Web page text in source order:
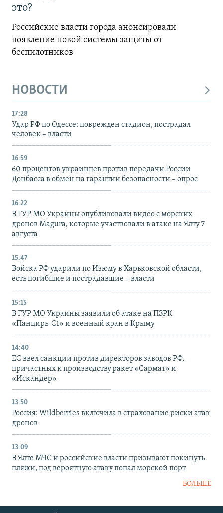
это?
Российские власти города анонсировали
появление новой системы защиты от
беспилотников
НОВОСТИ
17:28
Удар РФ по Одессе: поврежден стадион, пострадал
человек – власти
16:59
60 процентов украинцев против передачи России
Донбасса в обмен на гарантии безопасности – опрос
16:22
В ГУР МО Украины опубликовали видео с морских
дронов Magura, которые участвовали в атаке на Ялту 7
августа
15:47
Войска РФ ударили по Изюму в Харьковской области,
есть погибшие и пострадавшие – власти
15:15
В ГУР МО Украины заявили об атаке на ПЗРК
«Панцирь-С1» и военный кран в Крыму
14:40
ЕС ввел санкции против директоров заводов РФ,
причастных к производству ракет «Сармат» и
«Искандер»
13:50
Россия: Wildberries включила в страхование риски атак
дронов
13:09
В Ялте МЧС и российские власти призывают покинуть
пляжи, под вероятную атаку попал морской порт
БОЛЬШЕ